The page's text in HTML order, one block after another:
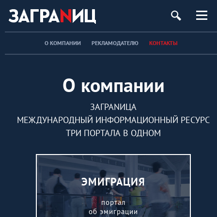
О КОМПАНИИ РЕКЛАМОДАТЕЛЮ КОНТАКТЫ
О компании
ЗАГРАNИЦА
МЕЖДУНАРОДНЫЙ ИНФОРМАЦИОННЫЙ РЕСУРС
ТРИ ПОРТАЛА В ОДНОМ
ЭМИГРАЦИЯ
портал
об эмиграции